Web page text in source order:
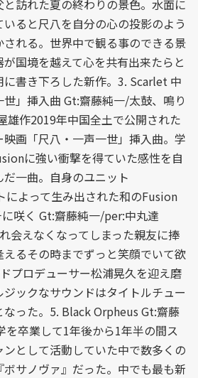
訪れた夏の終わりの景色。水面に
ると尺八を自分の心の投影のよう
れる。世界中で観る事のできる景
国境を越えて心を共有出来たらと
書き下ろした新作。3. Scarlet 中
」挿入曲 Gt:齋藤純一/太鼓、鳴り
雄作2019年中国全土で公開された
画「尺八・一声一世」挿入曲。学
に強い衝撃を得ていた感性を自
一曲。自身のユニット
によって生み出された和のFusion
咲く Gt:齋藤純一/per:中丸達
会えなくなってしまった親友に捧
るその時までずっと笑顔でいて欲
プロデューサー松浦晃久を迎え磨
ックなサウンドはタイトルチュー
なった。5. Black Orpheus Gt:齋藤
卒業して1年後から1年半の間ス
ンとして活動していた中で数多くの
サノヴァ』だった。中でも最も新